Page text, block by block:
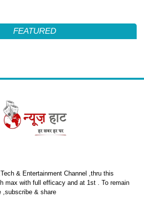
FEATURED
& Entertainment Channel ,thru this
max with full efficacy and at 1st . To remain
,subscribe & share